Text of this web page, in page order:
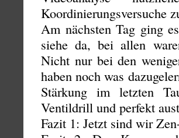
Koordinierungsversuche
Am nächsten Tag ging
siehe da, bei allen
Nicht nur bei den
haben noch was
Stärkung im letzten
Ventildrill und perfekt
Fazit 1: Jetzt sind wir